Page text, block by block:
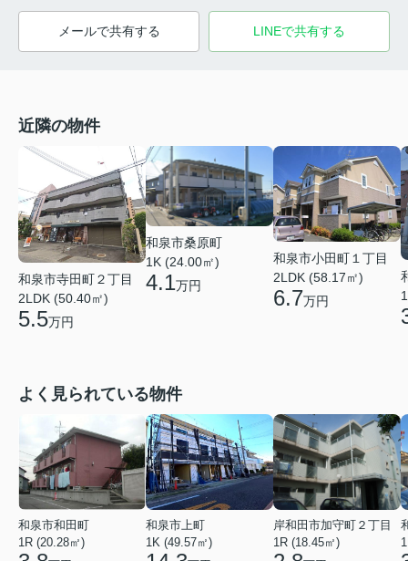
メールで共有する LINEで共有する
近隣の物件
和泉市寺田町２丁目
2LDK (50.40㎡)
5.5万円
和泉市桑原町
1K (24.00㎡)
4.1万円
和泉市小田町１丁目
2LDK (58.17㎡)
6.7万円
よく見られている物件
和泉市和田町
1R (20.28㎡)
和泉市上町
1K (49.57㎡)
岸和田市加守町２丁目
1R (18.45㎡)